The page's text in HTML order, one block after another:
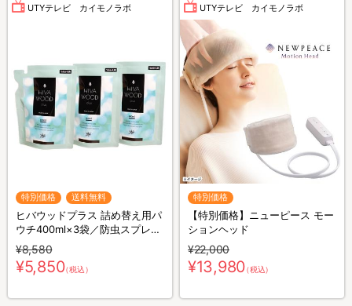
UTYテレビ カイモノラボ
特別価格 送料無料
ヒバウッドプラス 詰め替え用パ
ウチ400ml×3袋／防虫スプレー
／防虫剤／害虫忌避剤
¥8,580
¥5,850（税込）
UTYテレビ カイモノラボ
特別価格
【特別価格】ニューピース モー
ションヘッド
¥22,000
¥13,980（税込）